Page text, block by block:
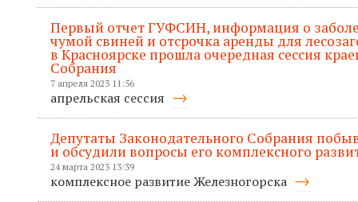
Первый отчет ГУФСИН, информация о
чумой свиней и отсрочка аренды для
в Красноярске прошла очередная сессия
Собрания
7 апреля 2023 11:56
апрельская сессия
Депутаты Законодательного Собрания
и обсудили вопросы его комплексного
24 марта 2023 13:39
комплексное развитие Железногорска